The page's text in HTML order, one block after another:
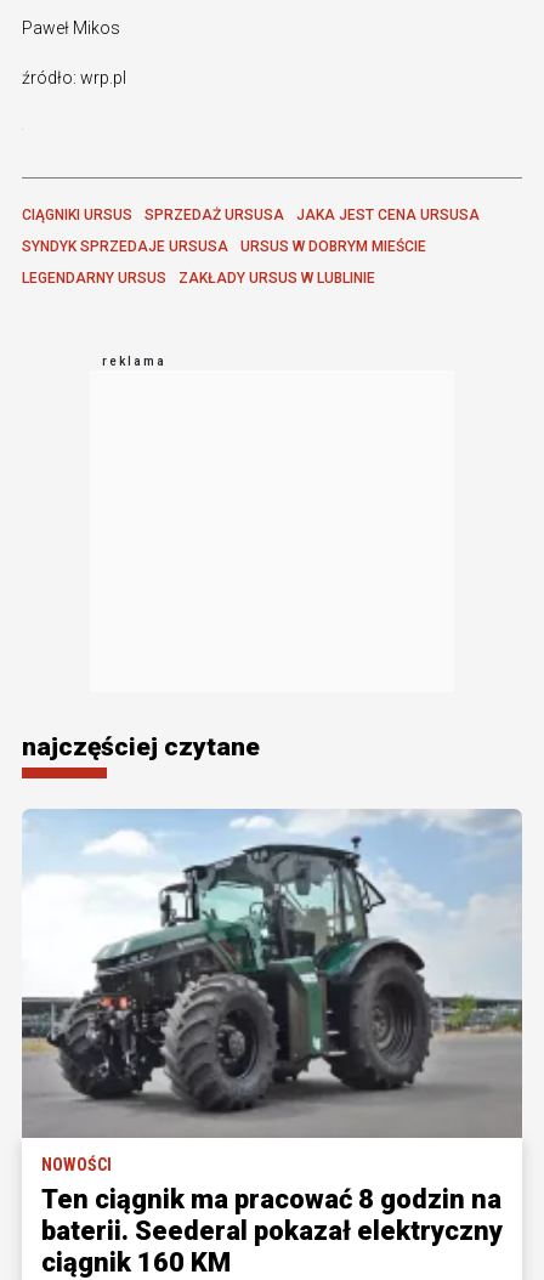
Paweł Mikos
źródło: wrp.pl
CIĄGNIKI URSUS SPRZEDAŻ URSUSA
JAKA JEST CENA URSUSA
SYNDYK SPRZEDAJE URSUSA
URSUS W DOBRYM MIEŚCIE
LEGENDARNY URSUS
ZAKŁADY URSUS W LUBLINIE
najczęściej czytane
NOWOŚCI
Ten ciągnik ma pracować 8 godzin na
baterii. Seederal pokazał elektryczny
ciągnik 160 KM